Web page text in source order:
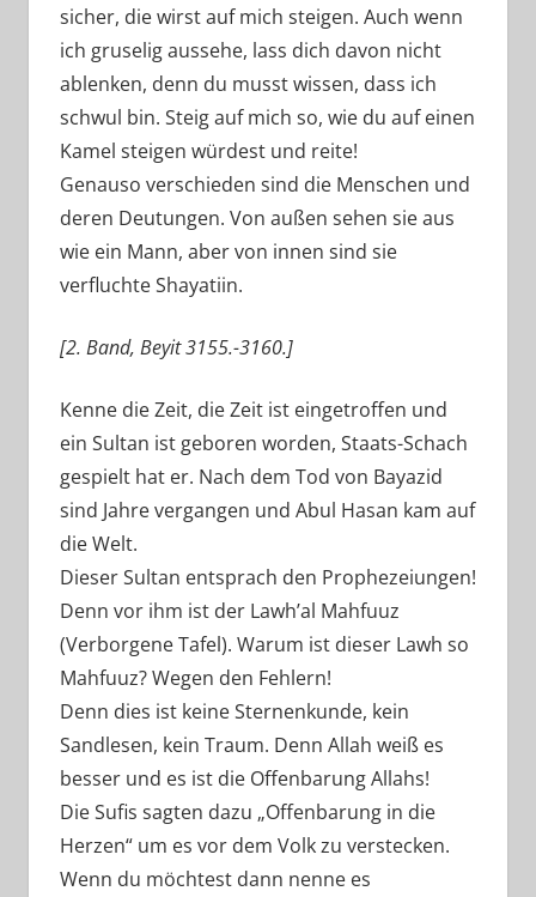
sicher, die wirst auf mich steigen. Auch wenn
ich gruselig aussehe, lass dich davon nicht
ablenken, denn du musst wissen, dass ich
schwul bin. Steig auf mich so, wie du auf einen
Kamel steigen würdest und reite!
Genauso verschieden sind die Menschen und
deren Deutungen. Von außen sehen sie aus
wie ein Mann, aber von innen sind sie
verfluchte Shayatiin.
[2. Band, Beyit 3155.-3160.]
Kenne die Zeit, die Zeit ist eingetroffen und
ein Sultan ist geboren worden, Staats-Schach
gespielt hat er. Nach dem Tod von Bayazid
sind Jahre vergangen und Abul Hasan kam auf
die Welt.
Dieser Sultan entsprach den Prophezeiungen!
Denn vor ihm ist der Lawh’al Mahfuuz
(Verborgene Tafel). Warum ist dieser Lawh so
Mahfuuz? Wegen den Fehlern!
Denn dies ist keine Sternenkunde, kein
Sandlesen, kein Traum. Denn Allah weiß es
besser und es ist die Offenbarung Allahs!
Die Sufis sagten dazu „Offenbarung in die
Herzen“ um es vor dem Volk zu verstecken.
Wenn du möchtest dann nenne es